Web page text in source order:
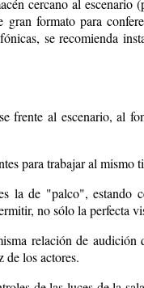
cercano al
gran formato para
se recomienda
frente al escenario, al
para trabajar al
la de "palco", estando
no sólo la perfecta
relación de audición
de los actores.